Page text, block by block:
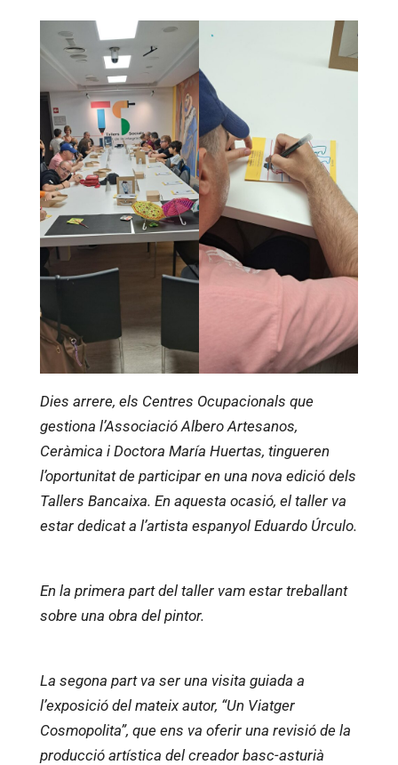
Dies arrere, els Centres Ocupacionals que
gestiona l’Associació Albero Artesanos,
Ceràmica i Doctora María Huertas, tingueren
l’oportunitat de participar en una nova edició dels
Tallers Bancaixa. En aquesta ocasió, el taller va
estar dedicat a l’artista espanyol Eduardo Úrculo.
En la primera part del taller vam estar treballant
sobre una obra del pintor.
La segona part va ser una visita guiada a
l’exposició del mateix autor, “Un Viatger
Cosmopolita”, que ens va oferir una revisió de la
producció artística del creador basc-asturià